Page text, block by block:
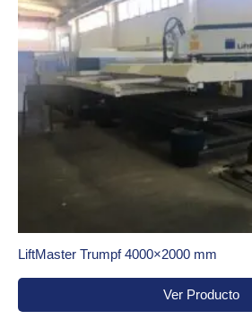
LiftMaster Trumpf 4000×2000 mm
Ver Producto